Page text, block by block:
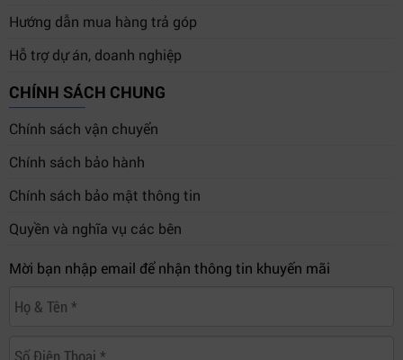
Hướng dẫn mua hàng trả góp
Hỗ trợ dự án, doanh nghiệp
CHÍNH SÁCH CHUNG
Chính sách vận chuyển
Chính sách bảo hành
Chính sách bảo mật thông tin
Quyền và nghĩa vụ các bên
Mời bạn nhập email để nhận thông tin khuyến mãi